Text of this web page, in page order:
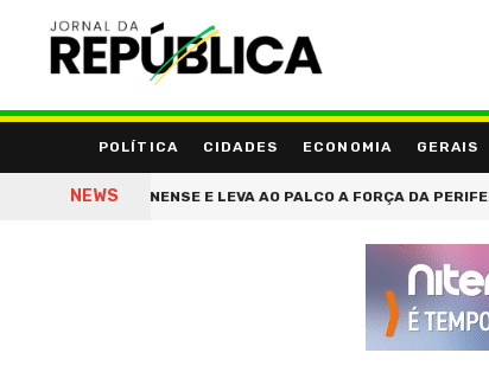
POLÍTICA CIDADES ECONOMIA GERAIS
NEWS
FLUMINENSE E LEVA AO PALCO A FORÇA DA PERIFERIA